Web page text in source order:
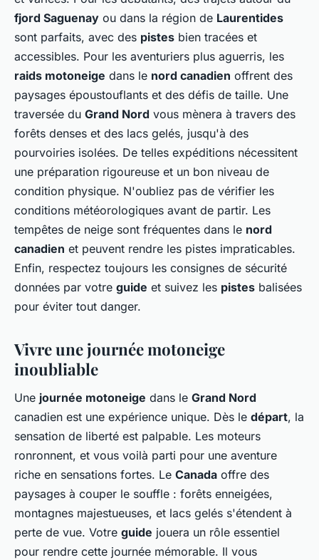
fjord Saguenay ou dans la région de Laurentides
sont parfaits, avec des pistes bien tracées et
accessibles. Pour les aventuriers plus aguerris, les
raids motoneige dans le nord canadien offrent des
paysages époustouflants et des défis de taille. Une
traversée du Grand Nord vous mènera à travers des
forêts denses et des lacs gelés, jusqu'à des
pourvoiries isolées. De telles expéditions nécessitent
une préparation rigoureuse et un bon niveau de
condition physique. N'oubliez pas de vérifier les
conditions météorologiques avant de partir. Les
tempêtes de neige sont fréquentes dans le nord
canadien et peuvent rendre les pistes impraticables.
Enfin, respectez toujours les consignes de sécurité
données par votre guide et suivez les pistes balisées
pour éviter tout danger.
Vivre une journée motoneige
inoubliable
Une journée motoneige dans le Grand Nord
canadien est une expérience unique. Dès le départ, la
sensation de liberté est palpable. Les moteurs
ronronnent, et vous voilà parti pour une aventure
riche en sensations fortes. Le Canada offre des
paysages à couper le souffle : forêts enneigées,
montagnes majestueuses, et lacs gelés s'étendent à
perte de vue. Votre guide jouera un rôle essentiel
pour rendre cette journée mémorable. Il vous